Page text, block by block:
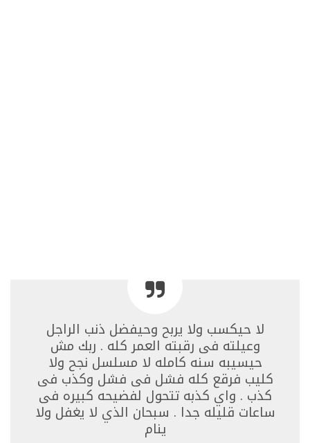
لا حيكسب ولا يربح وحيفضل ذنب الراجل
وعيلته فى رقبته العمر كله . ربك مش
حيسيبه سنه كامله لا مسلسل نجح ولا
كليب فرقع كله فشل فى فشل وكذب فى
كذب . واي كذبه تتحول لفضيحه كبيره فى
ساعات قليله جدا . سبحان الذي لا يغفل ولا
ينام